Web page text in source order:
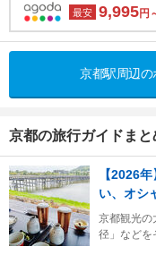
最安 9,995円
京都駅周辺
京都の旅行ガイドまと
【2026
い、オシ
京都観光の
径」などを